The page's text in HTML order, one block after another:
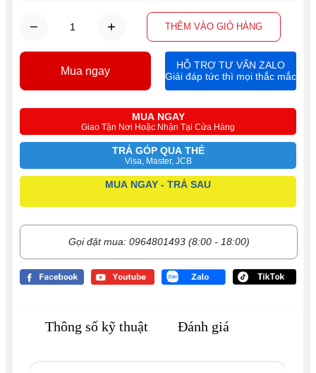
THÊM VÀO GIỎ HÀNG
MUA NGAY
Giao Tận Nơi Hoặc Nhận Tại Cửa Hàng
TRẢ GÓP QUA THẺ
Visa, Master, JCB
MUA NGAY - TRẢ SAU
Gọi đặt mua: 0964801493 (8:00 - 18:00)
Mua ngay
HỖ TRỢ TƯ VẤN ZALO
Giải đáp tức thì mọi thắc mắc
Thông số kỹ thuật Đánh giá